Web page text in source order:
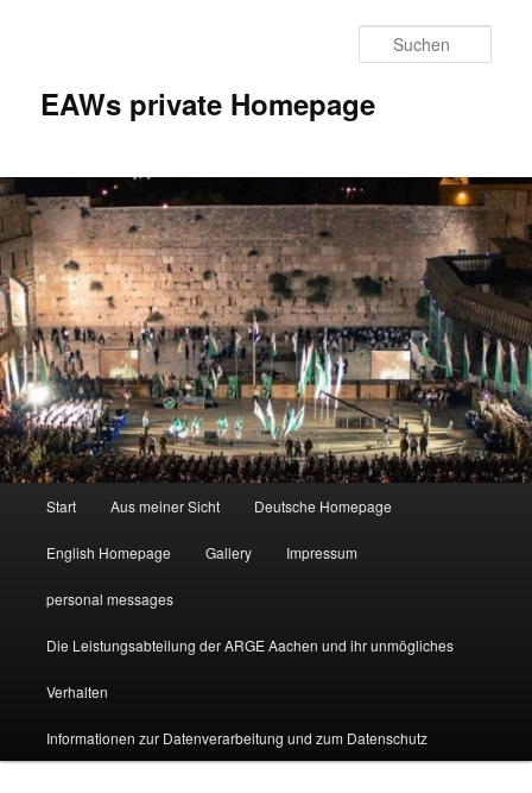
EAWs private Homepage
Start Aus meiner Sicht Deutsche Homepage
English Homepage Gallery Impressum
personal messages
Die Leistungsabteilung der ARGE Aachen und ihr unmögliches
Verhalten
Informationen zur Datenverarbeitung und zum Datenschutz